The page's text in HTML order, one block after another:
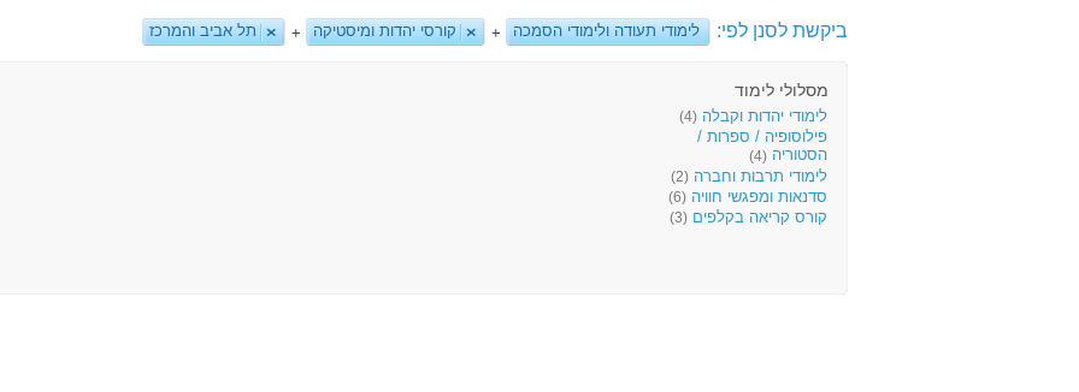
ביקשת לסנן לפי:
לימודי תעודה ולימודי הסמכה + קורסי יהדות ומיסטיקה + תל אביב והמרכז
מסלולי לימוד
לימודי יהדות וקבלה (4)
פילוסופיה / ספרות /
הסטוריה (4)
לימודי תרבות וחברה (2)
סדנאות ומפגשי חוויה (6)
קורס קריאה בקלפים (3)